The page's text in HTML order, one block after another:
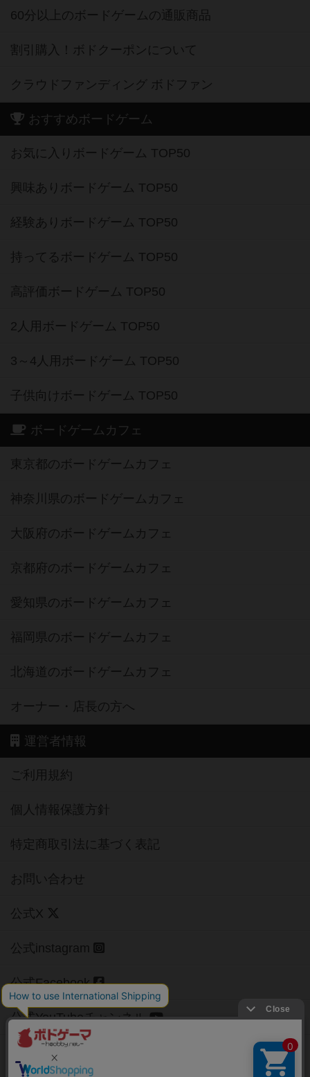
60分以上のボードゲームの通販商品
割引購入！ボドクーポンについて
クラウドファンディング ボドファン
おすすめボードゲーム
お気に入りボードゲーム TOP50
興味ありボードゲーム TOP50
経験ありボードゲーム TOP50
持ってるボードゲーム TOP50
高評価ボードゲーム TOP50
2人用ボードゲーム TOP50
3～4人用ボードゲーム TOP50
子供向けボードゲーム TOP50
ボードゲームカフェ
東京都のボードゲームカフェ
神奈川県のボードゲームカフェ
大阪府のボードゲームカフェ
京都府のボードゲームカフェ
愛知県のボードゲームカフェ
福岡県のボードゲームカフェ
北海道のボードゲームカフェ
オーナー・店長の方へ
運営者情報
ご利用規約
個人情報保護方針
特定商取引法に基づく表記
お問い合わせ
公式X
公式instagram
公式Facebook
公式YouTubeチャンネル